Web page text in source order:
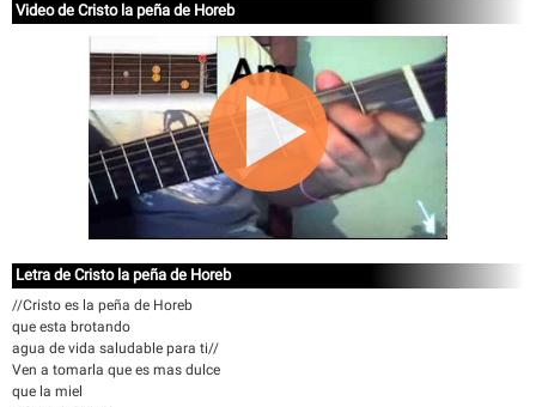
Video de Cristo la peña de Horeb
Letra de Cristo la peña de Horeb
//Cristo es la peña de Horeb
que esta brotando
agua de vida saludable para ti//
Ven a tomarla que es mas dulce
que la miel